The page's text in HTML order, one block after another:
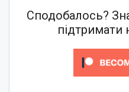
Сподобалось?
підтримати